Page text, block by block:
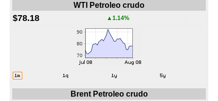
WTI Petroleo crudo
$78.18 ▲1.14%
Brent Petroleo crudo